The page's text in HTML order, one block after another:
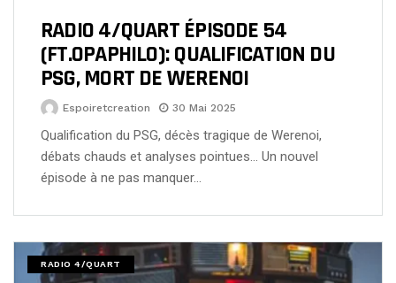
RADIO 4/QUART ÉPISODE 54
(FT.OPAPHILO): QUALIFICATION DU
PSG, MORT DE WERENOI
Espoiretcreation 30 Mai 2025
Qualification du PSG, décès tragique de Werenoi,
débats chauds et analyses pointues… Un nouvel
épisode à ne pas manquer…
RADIO 4/QUART